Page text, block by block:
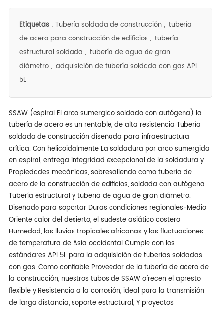
Etiquetas: Tubería soldada de construcción, tubería
de acero para construcción de edificios , tubería
estructural soldada , tubería de agua de gran
diámetro, adquisición de tubería soldada con gas API
5L
SSAW (espiral El arco sumergido soldado con autógena) la
tubería de acero es un rentable, de alta resistencia Tubería
soldada de construcción diseñada para infraestructura
crítica. Con helicoidalmente La soldadura por arco sumergida
en espiral, entrega integridad excepcional de la soldadura y
Propiedades mecánicas, sobresaliendo como tubería de
acero de la construcción de edificios, soldada con autógena
Tubería estructural y tubería de agua de gran diámetro.
Diseñado para soportar Duras condiciones regionales-Medio
Oriente calor del desierto, el sudeste asiático costero
Humedad, las lluvias tropicales africanas y las fluctuaciones
de temperatura de Asia occidental Cumple con los
estándares API 5L para la adquisición de tuberías soldadas
con gas. Como confiable Proveedor de la tubería de acero de
la construcción, nuestros tubos de SSAW ofrecen el apresto
flexible y Resistencia a la corrosión, ideal para la transmisión
de larga distancia, soporte estructural, Y proyectos